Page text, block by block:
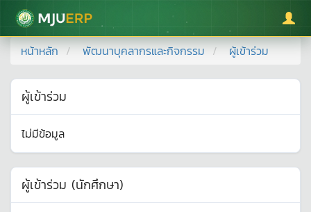
มหาวิทยาลัยแม่โจ้
หน้าหลัก พัฒนาบุคลากรและกิจกรรม ผู้เข้าร่วม
ผู้เข้าร่วม
ไม่มีข้อมูล
ผู้เข้าร่วม (นักศึกษา)